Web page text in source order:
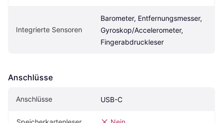
Integrierte Sensoren
Barometer, Entfernungsmesser,
Gyroskop/Accelerometer,
Fingerabdruckleser
Anschlüsse
Anschlüsse USB-C